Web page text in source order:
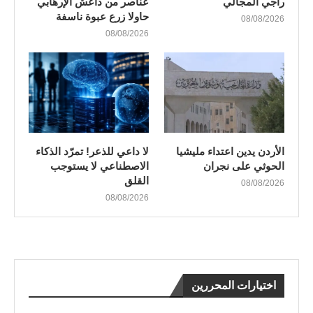
08/08/2026
حاولا زرع عبوة ناسفة
08/08/2026
الأردن يدين اعتداء مليشيا
الحوثي على نجران
08/08/2026
لا داعي للذعر! تمرّد الذكاء
الاصطناعي لا يستوجب
القلق
08/08/2026
اختيارات المحررين